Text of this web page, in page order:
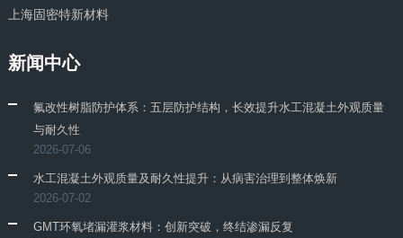
上海固密特新材料
新闻中心
氟改性树脂防护体系：五层防护结构，长效提升水工混凝土外观质量
与耐久性
2026-07-06
水工混凝土外观质量及耐久性提升：从病害治理到整体焕新
2026-07-02
GMT环氧堵漏灌浆材料：创新突破，终结渗漏反复